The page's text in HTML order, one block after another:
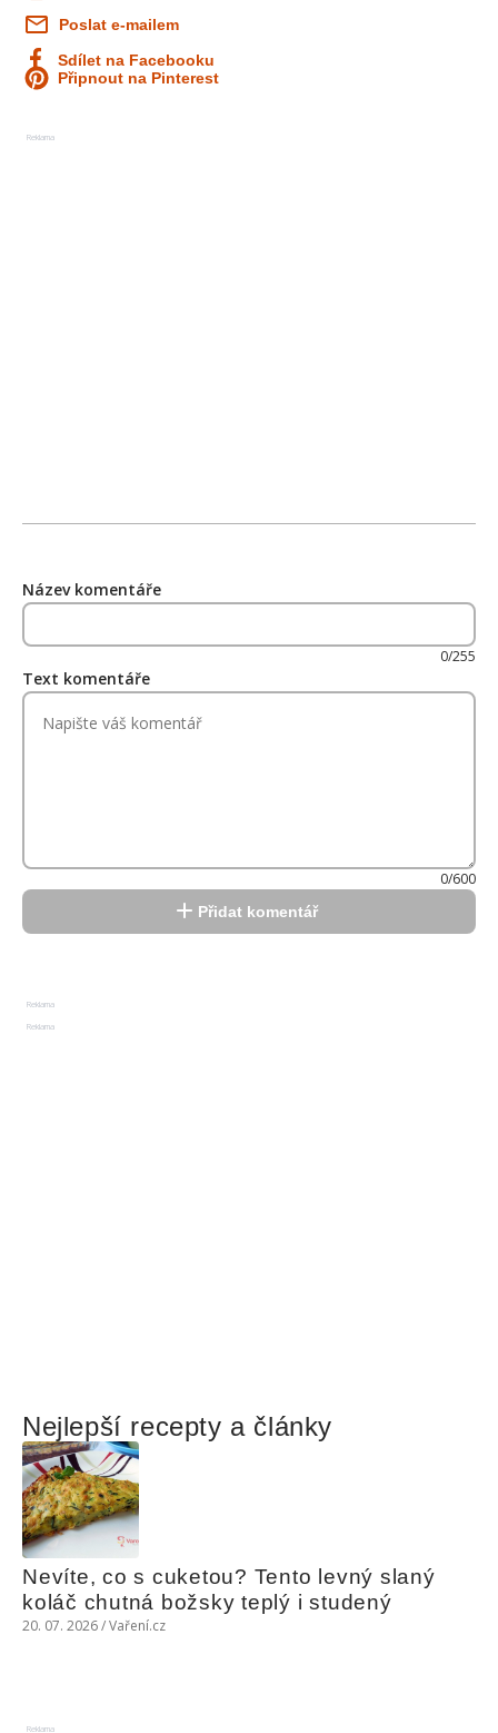
Poslat e-mailem
Sdílet na Facebooku
Připnout na Pinterest
Reklama
Název komentáře
0/255
Text komentáře
0/600
Přidat komentář
Reklama
Reklama
Nejlepší recepty a články
Nevíte, co s cuketou? Tento levný slaný
koláč chutná božsky teplý i studený
20. 07. 2026 / Vaření.cz
Reklama